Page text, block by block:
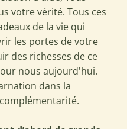
votre vérité. Tous ces
de la vie qui
les portes de votre
des richesses de ce
nous aujourd'hui.
dans la